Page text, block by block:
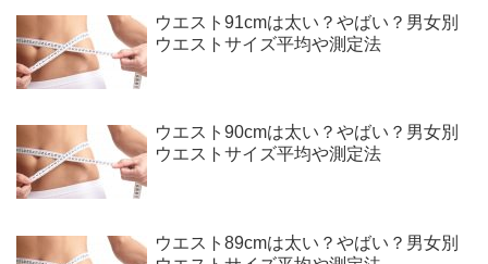
ウエスト91cmは太い？やばい？男女別
ウエストサイズ平均や測定法
ウエスト90cmは太い？やばい？男女別
ウエストサイズ平均や測定法
ウエスト89cmは太い？やばい？男女別